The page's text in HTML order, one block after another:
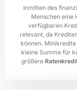
Inmitten des
Menschen eine
verfügbaren
relevant, da
können.
kleine Summe für
größere